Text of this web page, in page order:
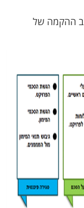
שלב ההקמה של